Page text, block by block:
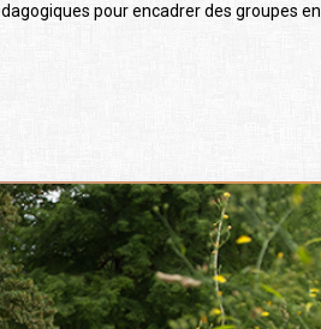
pour encadrer des groupes en